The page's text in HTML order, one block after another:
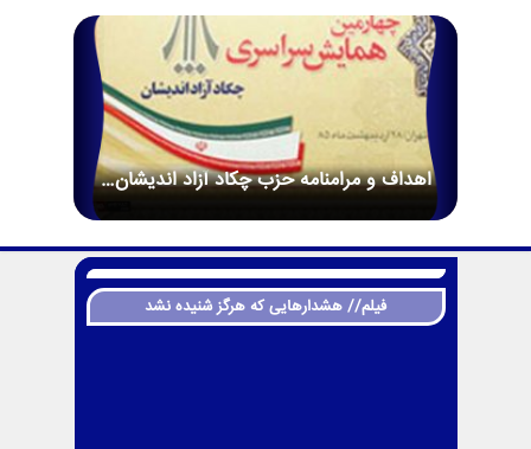
اهداف و مرامنامه حزب چکاد آزاد اندیشان…
فیلم// هشدارهایی که هرگز شنیده نشد